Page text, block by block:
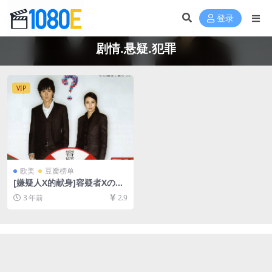
登录
剧情.悬疑.犯罪
VIP
欧美 豆瓣榜单
[嫌疑人X的献身]容疑者Xの献
身 (2008)[百度网盘+夸克网盘
1080P超清未删减资源][网盘
3 年前 2.9